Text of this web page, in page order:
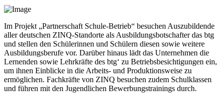
Im Projekt „Partnerschaft Schule-Betrieb“ besuchen Auszubildende
aller deutschen ZINQ-Standorte als Ausbildungsbotschafter das btg
und stellen den Schülerinnen und Schülern diesen sowie weitere
Ausbildungsberufe vor. Darüber hinaus lädt das Unternehmen die
Lernenden sowie Lehrkräfte des btg‘ zu Betriebsbesichtigungen ein,
um ihnen Einblicke in die Arbeits- und Produktionsweise zu
ermöglichen. Fachkräfte von ZINQ besuchen zudem Schulklassen
und führen mit den Jugendlichen Bewerbungstrainings durch.